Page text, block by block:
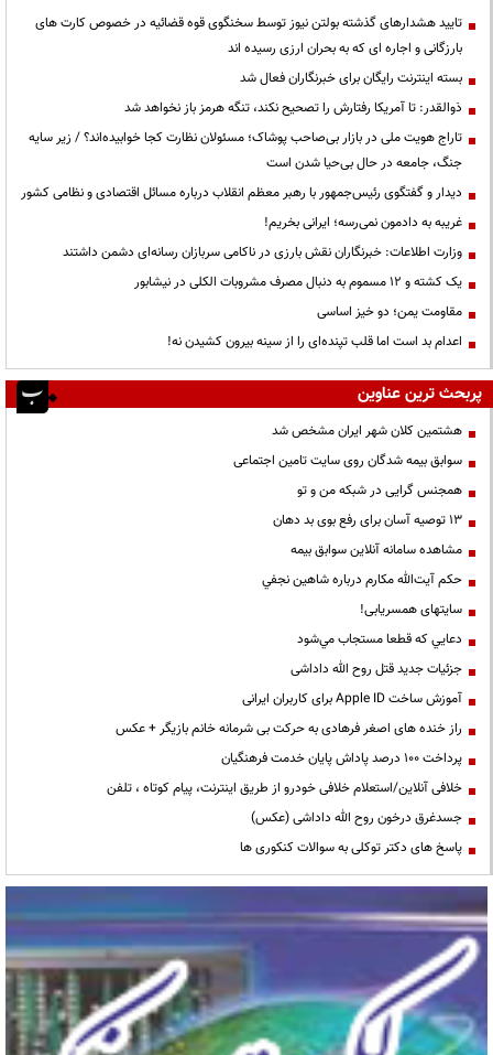
تایید هشدارهای گذشته بولتن نیوز توسط سخنگوی قوه قضائیه در خصوص کارت های
بارزگانی و اجاره ای که به بحران ارزی رسیده اند
بسته اینترنت رایگان برای خبرنگاران فعال شد
ذوالقدر: تا آمریکا رفتارش را تصحیح نکند، تنگه هرمز باز نخواهد شد
تاراج هویت ملی در بازار بی‌صاحب پوشاک؛ مسئولان نظارت کجا خوابیده‌اند؟ / زیر سایه
جنگ، جامعه در حال بی‌حیا شدن است
دیدار و گفتگوی رئیس‌جمهور با رهبر معظم انقلاب درباره مسائل اقتصادی و نظامی کشور
غریبه به دادمون نمی‌رسه؛ ایرانی بخریم!
وزارت اطلاعات: خبرنگاران نقش بارزی در ناکامی سربازان رسانه‌ای دشمن داشتند
یک کشته و ۱۲ مسموم به دنبال مصرف مشروبات الکلی در نیشابور
مقاومت یمن؛ دو خیز اساسی
اعدام بد است اما قلب تپنده‌ای را از سینه بیرون کشیدن نه!
پربحث ترین عناوین
هشتمین کلان شهر ایران مشخص شد
سوابق بیمه شدگان روی سایت تامین اجتماعی
همجنس گرایی در شبکه من و تو
13 توصیه آسان برای رفع بوی بد دهان
مشاهده سامانه آنلاين سوابق بیمه
حكم آيت‌الله مكارم درباره شاهين نجفي
سایتهای همسریابی!
دعايي كه قطعا مستجاب مي‌شود
جزئیات جدید قتل روح الله داداشی
آموزش ساخت Apple ID برای کاربران ایرانی
راز خنده های اصغر فرهادی به حرکت بی شرمانه خانم بازیگر + عکس
پرداخت ۱۰۰ درصد پاداش پایان خدمت فرهنگیان
خلافی آنلاین/استعلام خلافی خودرو از طریق اینترنت، پیام کوتاه ، تلفن
جسدغرق درخون روح الله داداشی (عکس)
پاسخ های دکتر توکلی به سوالات کنکوری ها